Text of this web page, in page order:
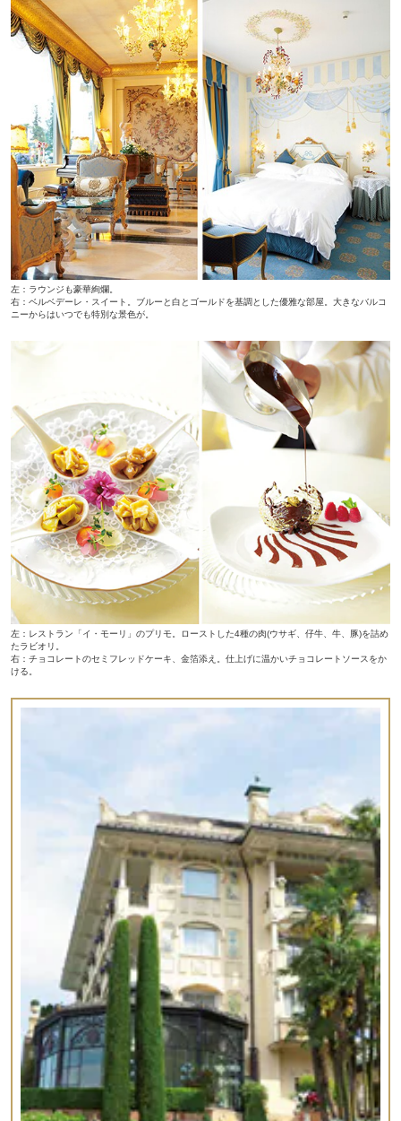
左：ラウンジも豪華絢爛。
右：ベルベデーレ・スイート。ブルーと白とゴールドを基調とした優雅な部屋。大きなバルコ
ニーからはいつでも特別な景色が。
左：レストラン「イ・モーリ」のプリモ。ローストした4種の肉(ウサギ、仔牛、牛、豚)を詰め
たラビオリ。
右：チョコレートのセミフレッドケーキ、金箔添え。仕上げに温かいチョコレートソースをか
ける。